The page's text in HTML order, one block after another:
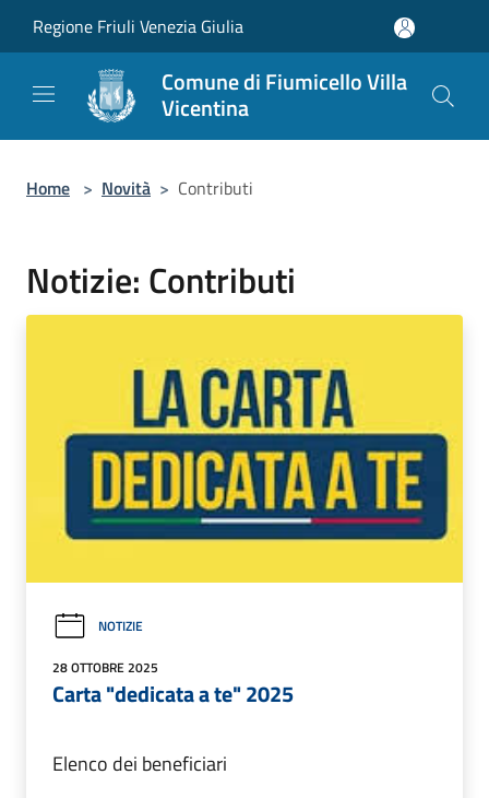
Regione Friuli Venezia Giulia
Comune di Fiumicello Villa
Vicentina
Home > Novità > Contributi
Notizie: Contributi
NOTIZIE
28 OTTOBRE 2025
Carta "dedicata a te" 2025
Elenco dei beneficiari